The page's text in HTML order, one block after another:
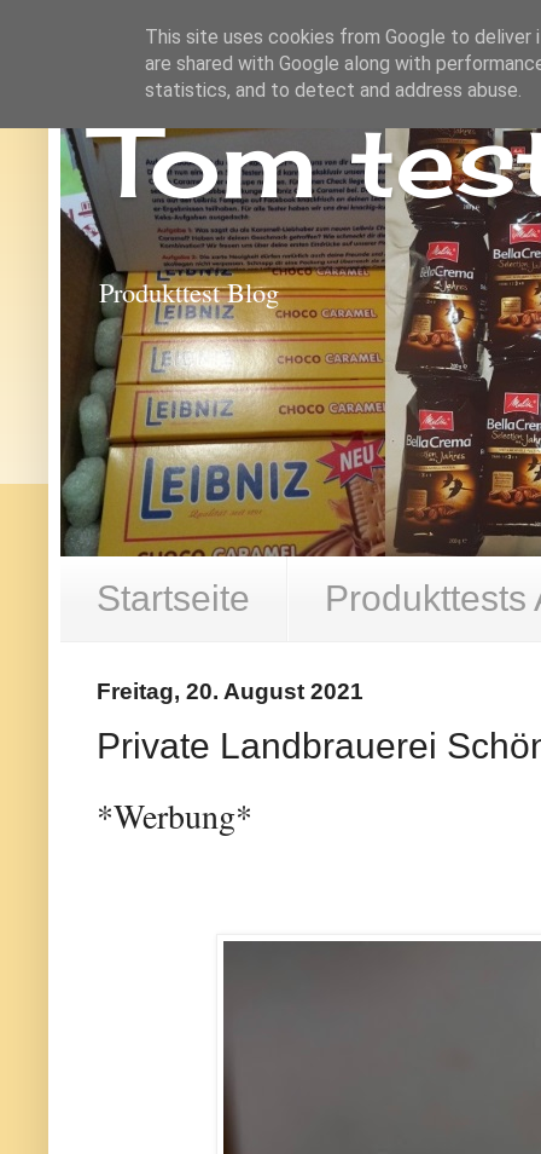
Tom
Produkttest Blog
Startseite Produkttests
Freitag, 20. August 2021
Private Landbrauerei
*Werbung*
This site uses cookies from Google to deliver
are shared with Google along with
statistics, and to detect and address abuse.